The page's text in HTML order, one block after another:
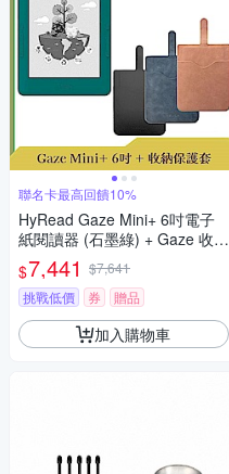
聯名卡最高回饋10%
HyRead Gaze Mini+ 6吋電子
紙閱讀器 (石墨綠) + Gaze 收納
保護套 (組合)
$7,441 $7,641
挑戰低價
券 贈品
加入購物車